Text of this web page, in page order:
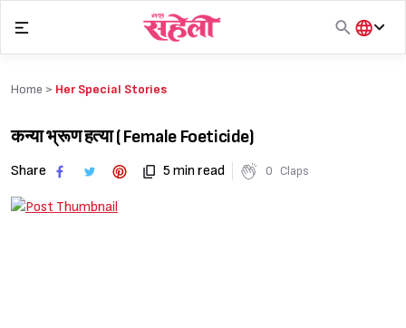
content
हिंदी
Home > Her Special Stories
कन्या भ्रूण हत्या ( Female Foeticide)
Share 5 min read 0 Claps